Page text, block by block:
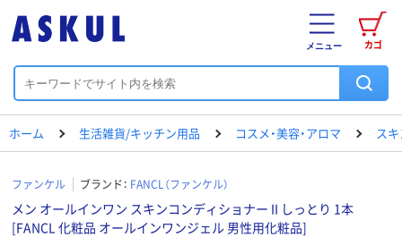
カゴ
メニュー
ホーム 生活雑貨/キッチン用品 コスメ・美容・アロマ ス
ファンケル ブランド： FANCL（ファンケル）
メン オールインワン スキンコンディショナー II しっとり 1本
[FANCL 化粧品 オールインワンジェル 男性用化粧品]